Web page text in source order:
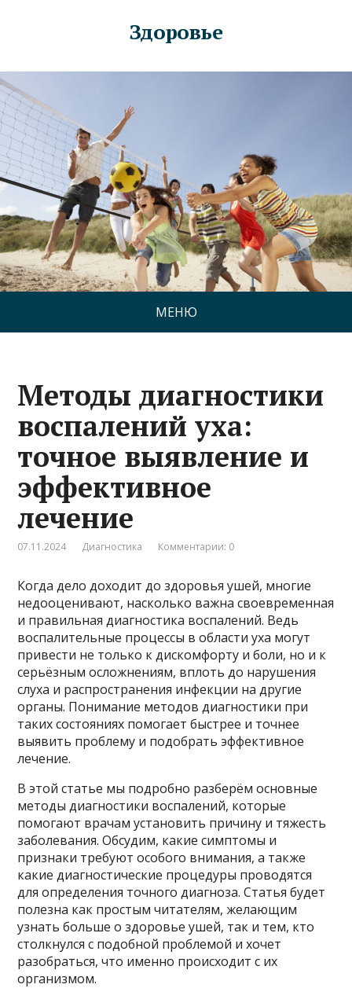
Здоровье
МЕНЮ
Методы диагностики
воспалений уха:
точное выявление и
эффективное
лечение
07.11.2024 Диагностика Комментарии: 0
Когда дело доходит до здоровья ушей, многие
недооценивают, насколько важна своевременная
и правильная диагностика воспалений. Ведь
воспалительные процессы в области уха могут
привести не только к дискомфорту и боли, но и к
серьёзным осложнениям, вплоть до нарушения
слуха и распространения инфекции на другие
органы. Понимание методов диагностики при
таких состояниях помогает быстрее и точнее
выявить проблему и подобрать эффективное
лечение.
В этой статье мы подробно разберём основные
методы диагностики воспалений, которые
помогают врачам установить причину и тяжесть
заболевания. Обсудим, какие симптомы и
признаки требуют особого внимания, а также
какие диагностические процедуры проводятся
для определения точного диагноза. Статья будет
полезна как простым читателям, желающим
узнать больше о здоровье ушей, так и тем, кто
столкнулся с подобной проблемой и хочет
разобраться, что именно происходит с их
организмом.